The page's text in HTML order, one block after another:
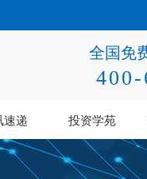
全国免
400-
速递 投资学苑